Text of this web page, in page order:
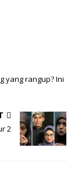
yang rangup? Ini
2